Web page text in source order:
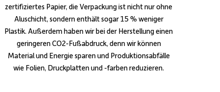
zertifiziertes Papier, die Verpackung ist nicht nur ohne
Aluschicht, sondern enthält sogar 15 % weniger
Plastik. Außerdem haben wir bei der Herstellung einen
geringeren CO2-Fußabdruck, denn wir können
Material und Energie sparen und Produktionsabfälle
wie Folien, Druckplatten und -farben reduzieren.